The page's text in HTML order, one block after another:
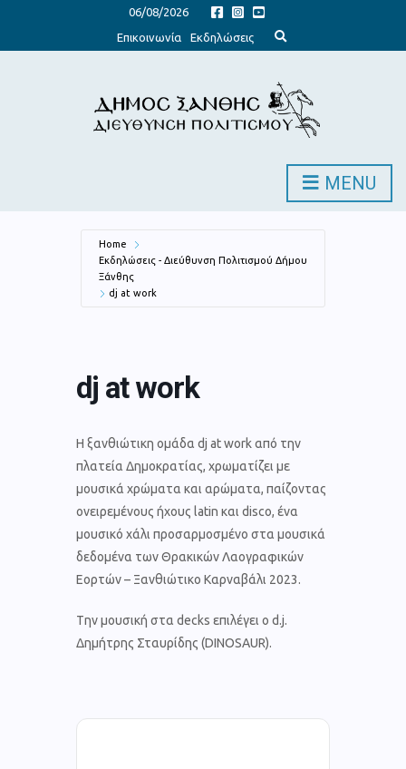
06/08/2026
Επικοινωνία
Εκδηλώσεις
x
d
s
e
c
o
MENU
Home
Εκδηλώσεις - Διεύθυνση Πολιτισμού Δήμου
Ξάνθης
dj at work
dj at work
Η ξανθιώτικη ομάδα dj at work από την
πλατεία Δημοκρατίας, χρωματίζει με
μουσικά χρώματα και αρώματα, παίζοντας
ονειρεμένους ήχους latin και disco, ένα
μουσικό χάλι προσαρμοσμένο στα μουσικά
δεδομένα των Θρακικών Λαογραφικών
Εορτών – Ξανθιώτικο Καρναβάλι 2023.
Tην μουσική στα decks επιλέγει ο d.j.
Δημήτρης Σταυρίδης (DINOSAUR).